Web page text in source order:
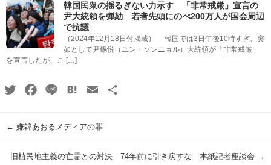
韓国民衆の揺るぎない力示す 「非常戒厳」宣言の
尹大統領を弾劾 若者先頭にのべ200万人が国会周辺
で抗議
（2024年12月18日付掲載） 韓国では3日午後10時すぎ、突
如として尹錫悦（ユン・ソンニョル）大統領が「非常戒厳」
を宣言したが、こ […]
TwitterFacebook
Line HatenaEmail
← 嫌韓あおるメディアの罪
旧植民地主義の亡霊との対決 74年前に引き戻すな 本紙記者座談会 →